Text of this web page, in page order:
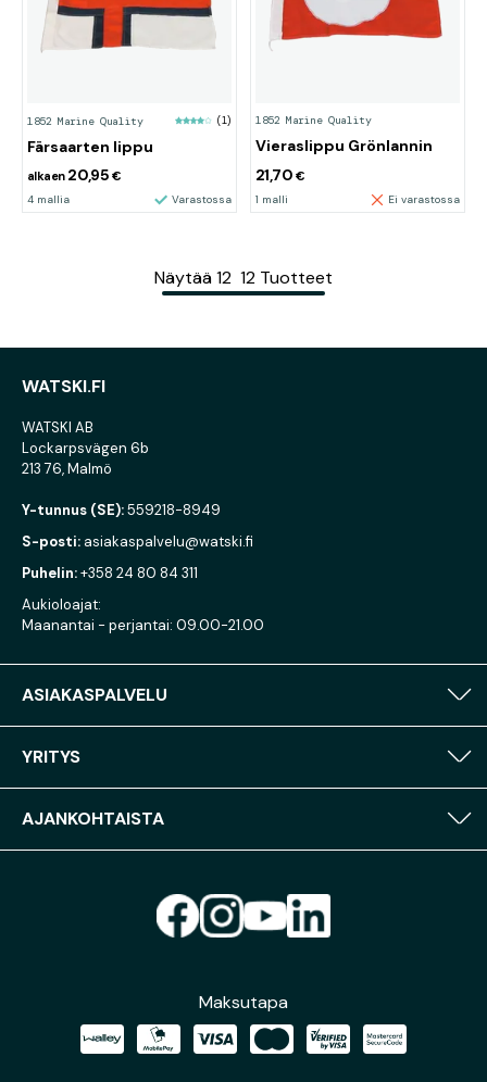
1852 Marine Quality (1)
Färsaarten lippu
alkaen 20,95 €
4 mallia Varastossa
1852 Marine Quality
Vieraslippu Grönlannin
21,70 €
1 malli Ei varastossa
Näytää12 12 Tuotteet
WATSKI.FI
WATSKI AB
Lockarpsvägen 6b
213 76, Malmö
Y-tunnus (SE):559218-8949
S-posti: asiakaspalvelu@watski.fi
Puhelin:+358 24 80 84 311
Aukioloajat:
Maanantai - perjantai: 09.00-21.00
ASIAKASPALVELU
YRITYS
AJANKOHTAISTA
Maksutapa